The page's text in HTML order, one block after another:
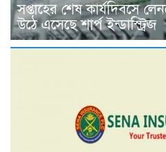
সপ্তাহের শেষ কার্যদিবসে
উঠে এসেছে শার্প ইন্ডাস্ট্রিজ